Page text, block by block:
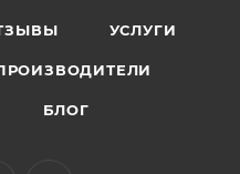
УСЛУГИ
БЛОГ